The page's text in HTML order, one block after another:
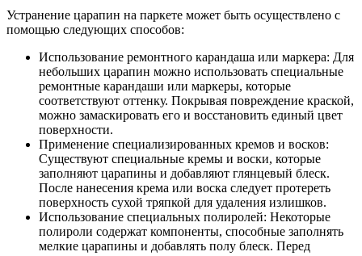
Устранение царапин на паркете может быть осуществлено с
помощью следующих способов:
Использование ремонтного карандаша или маркера: Для
небольших царапин можно использовать специальные
ремонтные карандаши или маркеры, которые
соответствуют оттенку. Покрывая повреждение краской,
можно замаскировать его и восстановить единый цвет
поверхности.
Применение специализированных кремов и восков:
Существуют специальные кремы и воски, которые
заполняют царапины и добавляют глянцевый блеск.
После нанесения крема или воска следует протереть
поверхность сухой тряпкой для удаления излишков.
Использование специальных полиролей: Некоторые
полироли содержат компоненты, способные заполнять
мелкие царапины и добавлять полу блеск. Перед